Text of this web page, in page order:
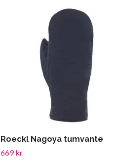
Roeckl Nagoya tumvante
669 kr